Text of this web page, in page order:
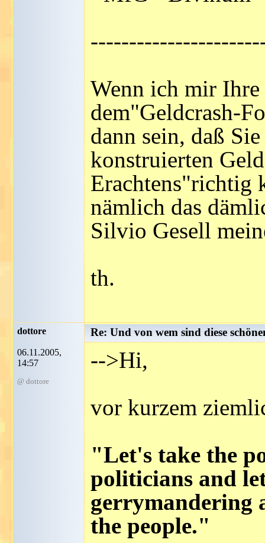
Wenn ich mir Ihre
dem"Geldcrash-
dann sein, daß
konstruierten
Erachtens"richtig
nämlich das
Silvio Gesell
th.
dottore
06.11.2005,
14:57
@ dottore
Re: Und von wem sind diese
-->Hi,
vor kurzem
"Let's take the
politicians and
gerrymandering
the people."